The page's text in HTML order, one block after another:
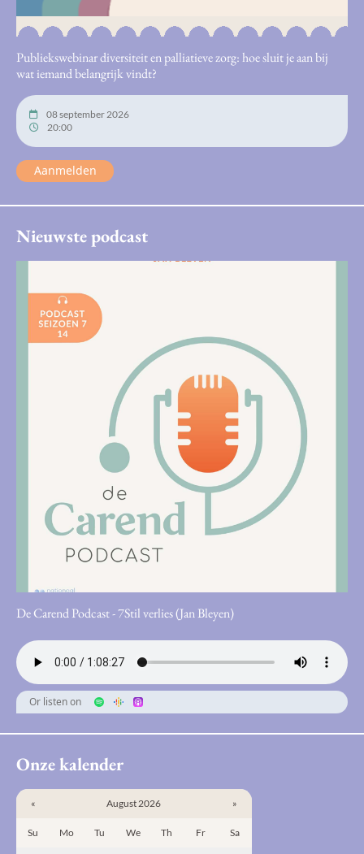
Publiekswebinar diversiteit en palliatieve zorg: hoe sluit je aan bij
wat iemand belangrijk vindt?
08 september 2026
20:00
Aanmelden
Nieuwste podcast
De Carend Podcast - 7Stil verlies (Jan Bleyen)
Or listen on
Onze kalender
« August 2026 »
Su Mo Tu We Th Fr Sa